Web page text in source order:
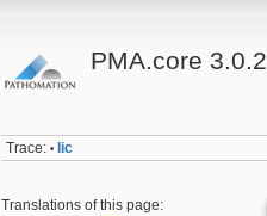
PMA.core 3.0.2
Trace: • lic
Translations of this page: